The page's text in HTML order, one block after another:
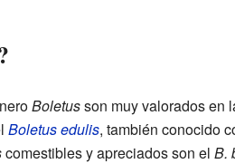
Boletusson muy valorados en
Boletus edulis, también conocido
comestibles y apreciados son el B.